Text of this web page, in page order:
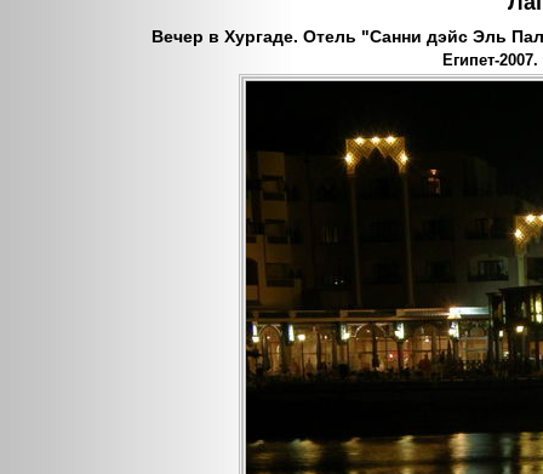
Вечер в Хургаде. Отель "Санни дэйс Эль
Египет-